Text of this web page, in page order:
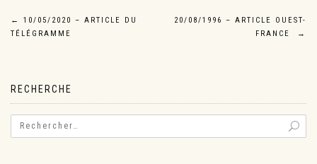
Navigation
l’article
←
10/05/2020 – ARTICLE DU
TÉLÉGRAMME
20/08/1996 – ARTICLE OUEST-
FRANCE
→
RECHERCHE